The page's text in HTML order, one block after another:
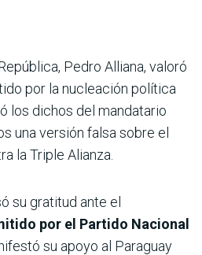
Pedro Alliana, valoró
por la nucleación política
los dichos del mandatario
una versión falsa sobre el
la Triple Alianza.
su gratitud ante el
por el Partido Nacional
su apoyo al Paraguay